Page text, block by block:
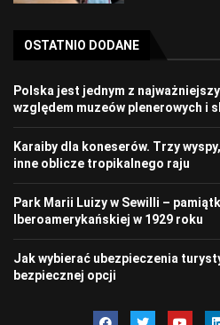
OSTATNIO DODANE
Polska jest jednym z
względem muzeów plenerowych i
Karaiby dla koneserów. Trzy
inne oblicze tropikalnego raju
Park Marii Luizy w Sewilli –
Iberoamerykańskiej w 1929 roku
Jak wybierać ubezpieczenia
bezpiecznej opcji